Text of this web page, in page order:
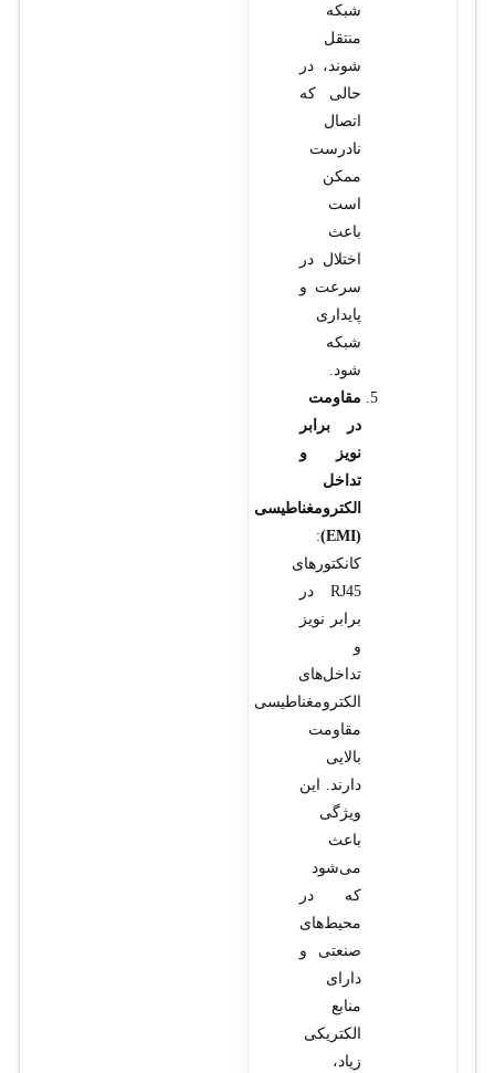
شبکه
منتقل
شوند، در
حالی که
اتصال
نادرست
ممکن
است
باعث
اختلال در
سرعت و
پایداری
شبکه
شود.
مقاومت
در برابر
نویز و
تداخل
الکترومغناطیسی
(EMI)
:
کانکتورهای
RJ45 در
برابر نویز
و
تداخل‌های
الکترومغناطیسی
مقاومت
بالایی
دارند. این
ویژگی
باعث
می‌شود
که در
محیط‌های
صنعتی و
دارای
منابع
الکتریکی
زیاد،